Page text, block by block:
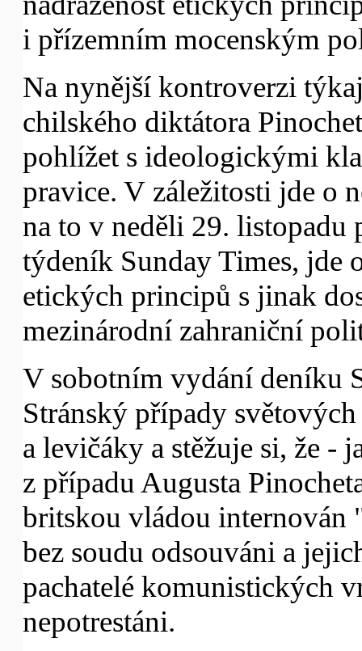
i přízemním mocenským
Na nynější kontroverzi
chilského diktátora
pohlížet s ideologickými
pravice. V záležitosti jde o
na to v neděli 29. listopadu
týdeník Sunday Times, jde
etických principů s jinak
mezinárodní zahraniční
V sobotním vydání deníku
Stránský případy
a levičáky a stěžuje si, že -
z případu Augusta
britskou vládou internován
bez soudu odsouváni a
pachatelé komunistických
nepotrestáni.